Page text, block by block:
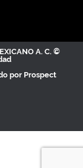
A. C. ©
por Prospect